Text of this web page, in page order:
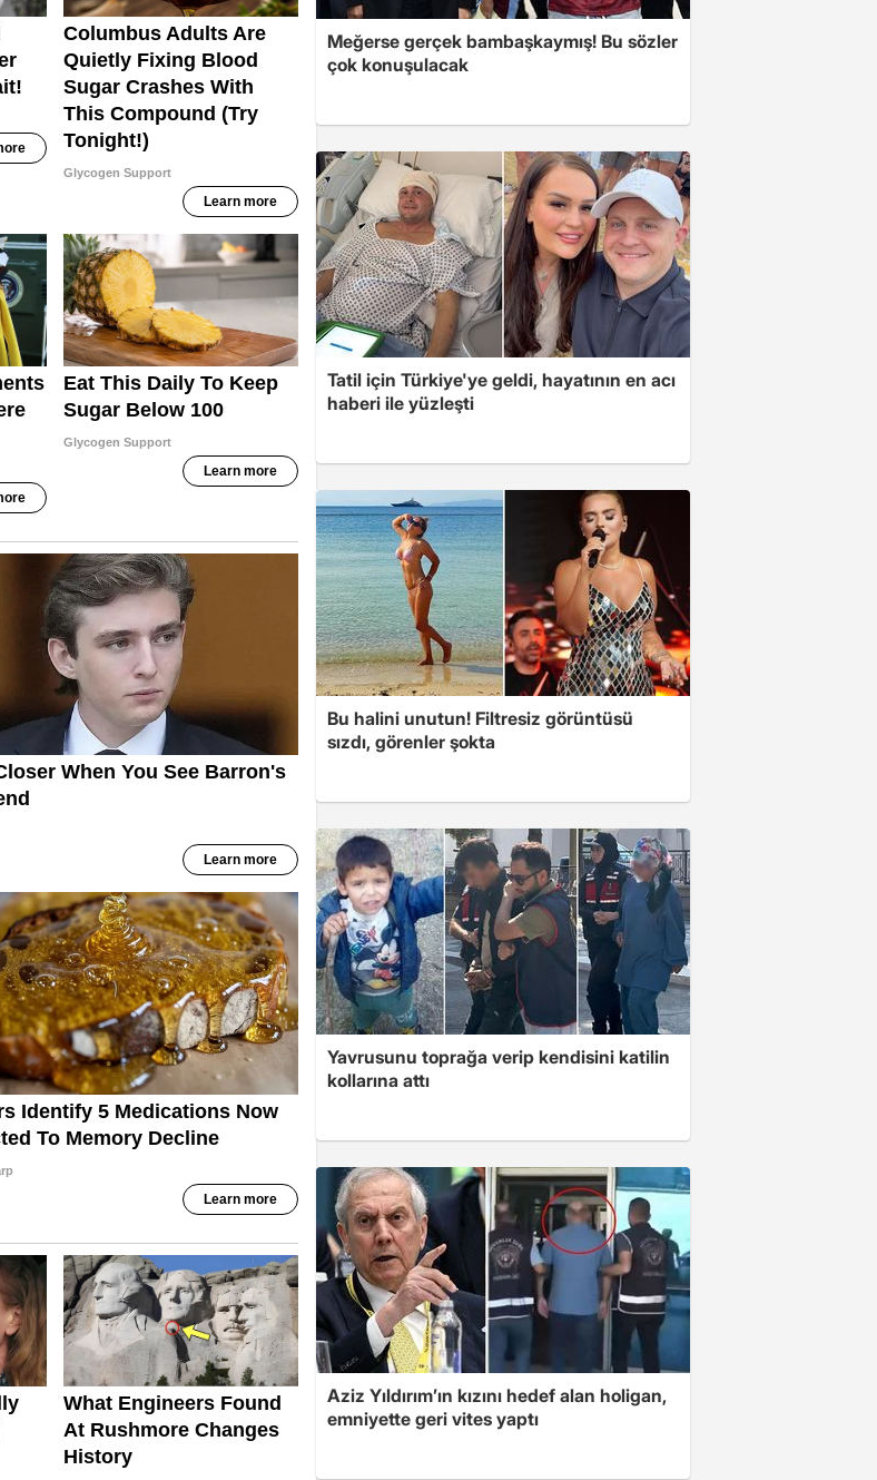
Meğerse gerçek bambaşkaymış! Bu sözler
çok konuşulacak
Tatil için Türkiye'ye geldi, hayatının en acı
haberi ile yüzleşti
Bu halini unutun! Filtresiz görüntüsü
sızdı, görenler şokta
Yavrusunu toprağa verip kendisini katilin
kollarına attı
Aziz Yıldırım’ın kızını hedef alan holigan,
emniyette geri vites yaptı